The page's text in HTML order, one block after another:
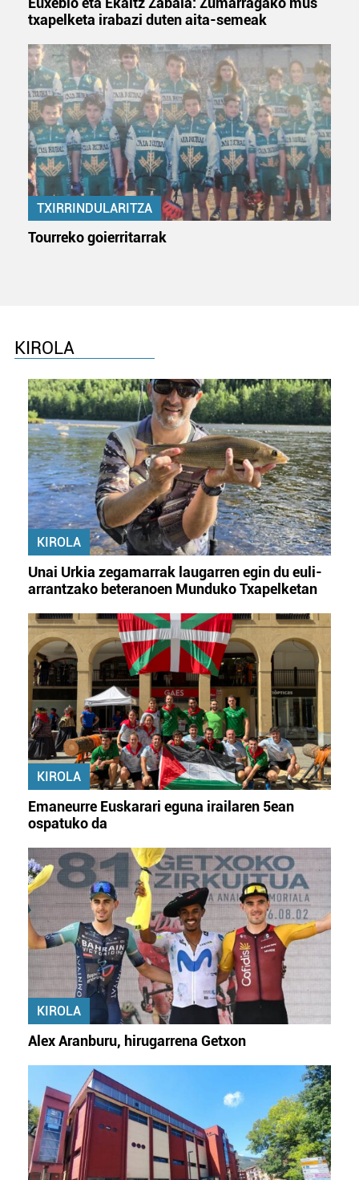
txapelketa irabazi duten aita-semeak
TXIRRINDULARITZA
Tourreko goierritarrak
KIROLA
KIROLA
Unai Urkia zegamarrak laugarren egin du euli-
arrantzako beteranoen Munduko Txapelketan
KIROLA
Emaneurre Euskarari eguna irailaren 5ean
ospatuko da
KIROLA
Alex Aranburu, hirugarrena Getxon